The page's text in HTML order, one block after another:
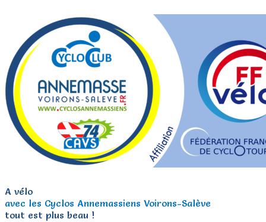
A vélo
avec les Cyclos Annemassiens Voirons-Salève
tout est plus beau !